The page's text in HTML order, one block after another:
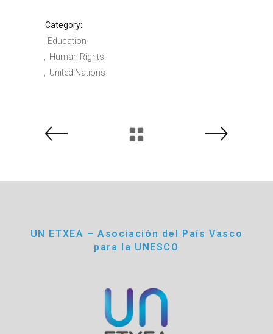
Category:
Education
Human Rights
United Nations
UN ETXEA – Asociación del País Vasco
para la UNESCO